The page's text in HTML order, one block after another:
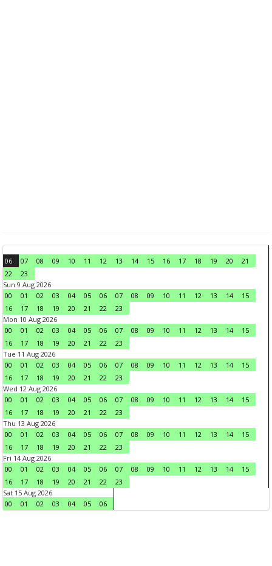
06 07 08 09 10 11 12 13 14 15 16 17 18 19 20
21
22
23
Sun 9 Aug 2026
00
01 02 03 04 05 06 07 08 09 10 11 12 13 14
15
16
17 18 19 20 21 22
23
Mon 10 Aug 2026
00
01 02 03 04 05 06 07 08 09 10 11 12 13 14
15
16
17 18 19 20 21 22
23
Tue 11 Aug 2026
00
01 02 03 04 05 06 07 08 09 10 11 12 13 14
15
16
17 18 19 20 21 22
23
Wed 12 Aug 2026
00
01 02 03 04 05 06 07 08 09 10 11 12 13 14
15
16
17 18 19 20 21 22
23
Thu 13 Aug 2026
00
01 02 03 04 05 06 07 08 09 10 11 12 13 14
15
16
17 18 19 20 21 22
23
Fri 14 Aug 2026
00
01 02 03 04 05 06 07 08 09 10 11 12 13 14
15
16
17 18 19 20 21 22
23
Sat 15 Aug 2026
00
01 02 03 04 05 06